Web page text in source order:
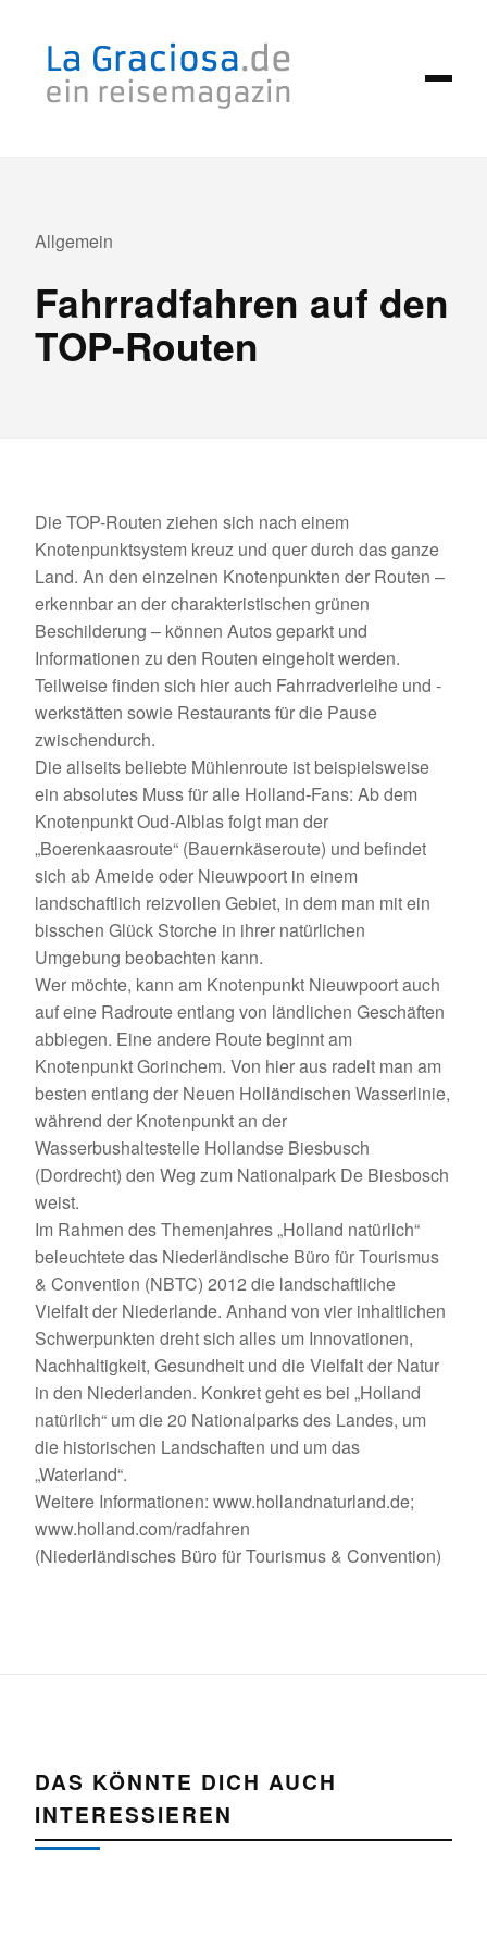
springen
Allgemein
Fahrradfahren auf den
TOP-Routen
Die TOP-Routen ziehen sich nach einem
Knotenpunktsystem kreuz und quer durch das ganze
Land. An den einzelnen Knotenpunkten der Routen –
erkennbar an der charakteristischen grünen
Beschilderung – können Autos geparkt und
Informationen zu den Routen eingeholt werden.
Teilweise finden sich hier auch Fahrradverleihe und -
werkstätten sowie Restaurants für die Pause
zwischendurch.
Die allseits beliebte Mühlenroute ist beispielsweise
ein absolutes Muss für alle Holland-Fans: Ab dem
Knotenpunkt Oud-Alblas folgt man der
„Boerenkaasroute“ (Bauernkäseroute) und befindet
sich ab Ameide oder Nieuwpoort in einem
landschaftlich reizvollen Gebiet, in dem man mit ein
bisschen Glück Storche in ihrer natürlichen
Umgebung beobachten kann.
Wer möchte, kann am Knotenpunkt Nieuwpoort auch
auf eine Radroute entlang von ländlichen Geschäften
abbiegen. Eine andere Route beginnt am
Knotenpunkt Gorinchem. Von hier aus radelt man am
besten entlang der Neuen Holländischen Wasserlinie,
während der Knotenpunkt an der
Wasserbushaltestelle Hollandse Biesbusch
(Dordrecht) den Weg zum Nationalpark De Biesbosch
weist.
Im Rahmen des Themenjahres „Holland natürlich“
beleuchtete das Niederländische Büro für Tourismus
& Convention (NBTC) 2012 die landschaftliche
Vielfalt der Niederlande. Anhand von vier inhaltlichen
Schwerpunkten dreht sich alles um Innovationen,
Nachhaltigkeit, Gesundheit und die Vielfalt der Natur
in den Niederlanden. Konkret geht es bei „Holland
natürlich“ um die 20 Nationalparks des Landes, um
die historischen Landschaften und um das
„Waterland“.
Weitere Informationen: www.hollandnaturland.de;
www.holland.com/radfahren
(Niederländisches Büro für Tourismus & Convention)
DAS KÖNNTE DICH AUCH
INTERESSIEREN